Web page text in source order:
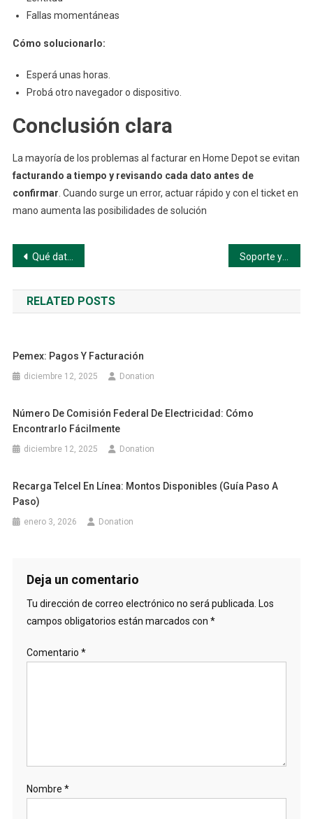
Fallas momentáneas
Cómo solucionarlo:
Esperá unas horas.
Probá otro navegador o dispositivo.
Conclusión clara
La mayoría de los problemas al facturar en Home Depot se evitan
facturando a tiempo y revisando cada dato antes de
confirmar . Cuando surge un error, actuar rápido y con el ticket en
mano aumenta las posibilidades de solución
Navegación
de
entradas
Qué datos necesitas para facturar en Home Depot (paso a paso)
RELATED POSTS
Pemex: Pagos Y Facturación
diciembre 12, 2025 Donation
Número De Comisión Federal De Electricidad: Cómo
Encontrarlo Fácilmente
diciembre 12, 2025 Donation
Recarga Telcel En Línea: Montos Disponibles (Guía Paso A
Paso)
enero 3, 2026 Donation
Deja un comentario
Tu dirección de correo electrónico no será publicada. Los
campos obligatorios están marcados con *
Comentario *
Nombre *